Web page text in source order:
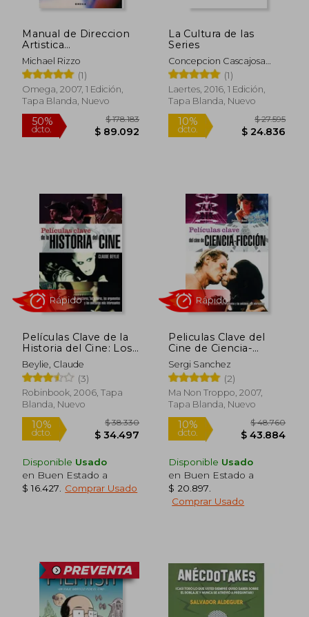
Manual de Direccion
Artistica
Cinematografica
Michael Rizzo
(1)
Omega, 2007, 1 Edición,
Tapa Blanda, Nuevo
50%
dcto.
$ 178.183
$ 89.092
La Cultura de las
Series
Concepcion Cascajosa
Virino
(1)
Laertes, 2016, 1 Edición,
Tapa Blanda, Nuevo
10%
dcto.
Películas Clave de la
Historia del Cine: Los
Directores, Los
Actores, Los
Argumentos Y Las
Anécdotas Más
Interesantes
Beylie, Claude
(3)
Robinbook, 2006, Tapa
Blanda, Nuevo
10%
dcto.
$ 38.330
$ 34.497
Rápido
Disponible Usado
en Buen Estado a
$ 16.427
Comprar Usado
Peliculas Clave del
Cine de Ciencia-
Ficcion
Sergi Sanchez
(2)
Ma Non Troppo, 2007,
Tapa Blanda, Nuevo
10%
dcto.
Disponible Usado
en Buen Estado a
$ 20.897
Comprar Usado